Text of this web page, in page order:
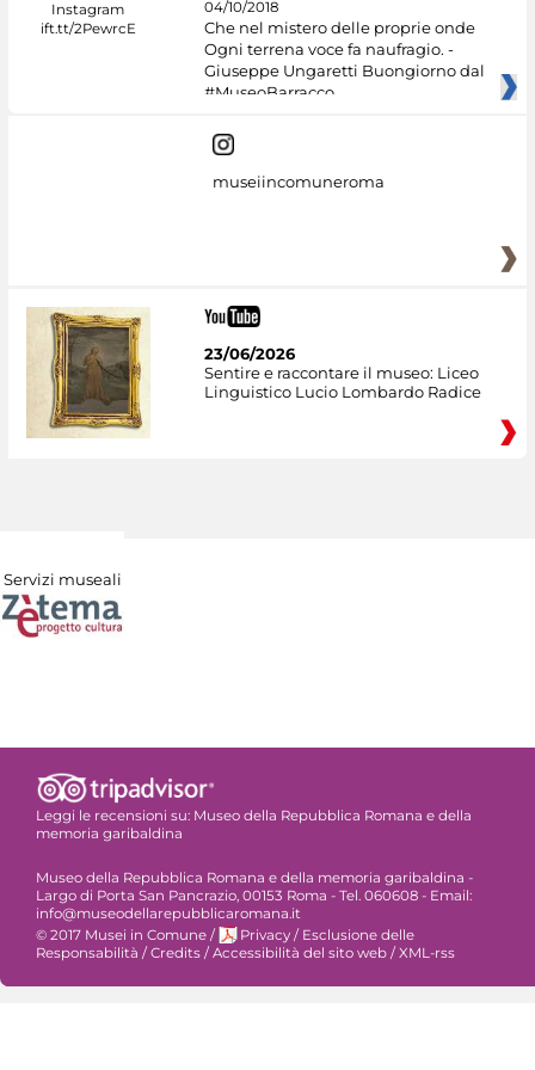
04/10/2018
Che nel mistero delle proprie onde
Ogni terrena voce fa naufragio. -
Giuseppe Ungaretti Buongiorno dal
#MuseoBarracco
museiincomuneroma
23/06/2026
Sentire e raccontare il museo: Liceo
Linguistico Lucio Lombardo Radice
Servizi museali
Leggi le recensioni su: Museo della Repubblica Romana e della
memoria garibaldina
Museo della Repubblica Romana e della memoria garibaldina -
Largo di Porta San Pancrazio, 00153 Roma - Tel. 060608 - Email:
info@museodellarepubblicaromana.it
© 2017 Musei in Comune / Privacy / Esclusione delle
Responsabilità / Credits / Accessibilità del sito web / XML-rss